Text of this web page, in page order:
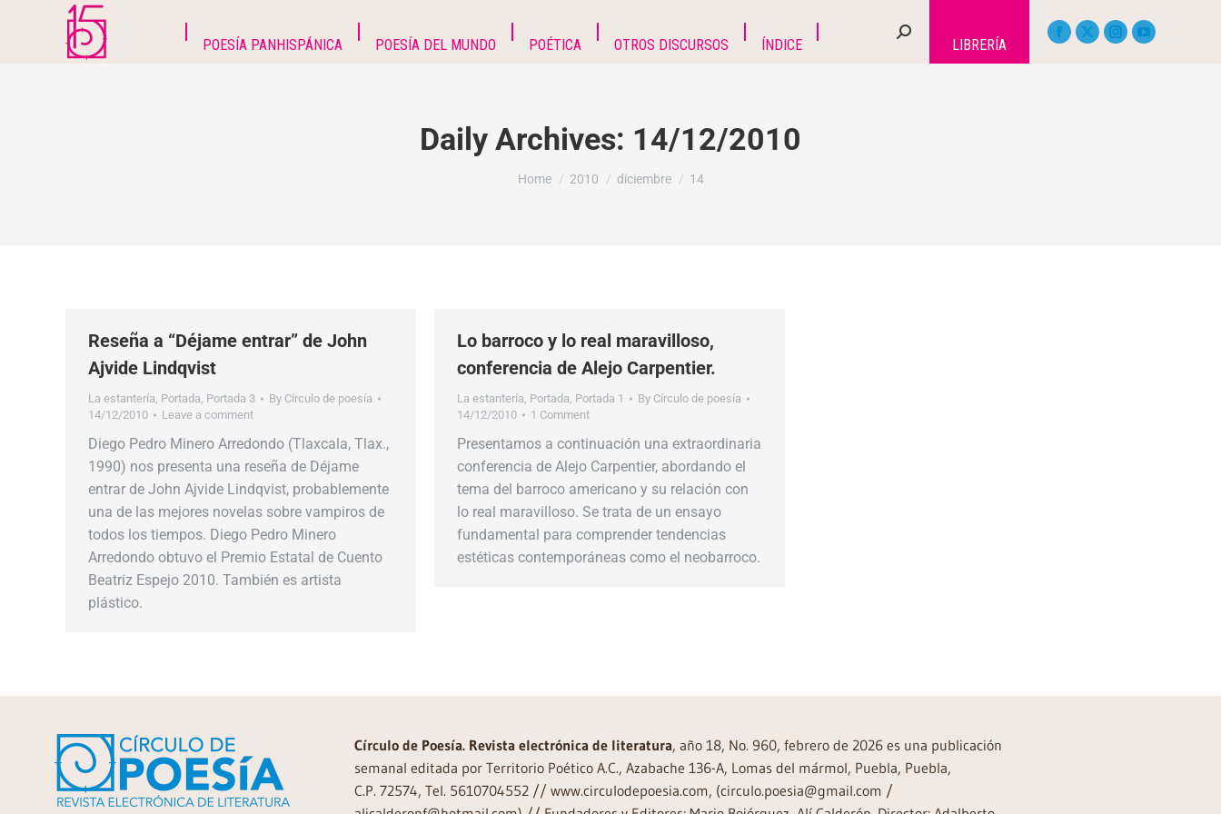
POESÍA PANHISPÁNICA POESÍA DEL MUNDO POÉTICA OTROS DISCURSOS ÍNDICE LIBRERÍA
Daily Archives: 14/12/2010
You are here:
Home 2010 diciembre 14
Reseña a “Déjame entrar” de John
Ajvide Lindqvist
La estantería, Portada, Portada 3 By Círculo de poesía
14/12/2010
Leave a comment
Diego Pedro Minero Arredondo (Tlaxcala, Tlax.,
1990) nos presenta una reseña de Déjame
entrar de John Ajvide Lindqvist, probablemente
una de las mejores novelas sobre vampiros de
todos los tiempos. Diego Pedro Minero
Arredondo obtuvo el Premio Estatal de Cuento
Beatriz Espejo 2010. También es artista
plástico.
Lo barroco y lo real maravilloso,
conferencia de Alejo Carpentier.
La estantería, Portada, Portada 1 By Círculo de poesía
14/12/2010
1 Comment
Presentamos a continuación una extraordinaria
conferencia de Alejo Carpentier, abordando el
tema del barroco americano y su relación con
lo real maravilloso. Se trata de un ensayo
fundamental para comprender tendencias
estéticas contemporáneas como el neobarroco.
Círculo de Poesía. Revista electrónica de literatura, año 18, No. 960, febrero de 2026 es una publicación
semanal editada por Territorio Poético A.C., Azabache 136-A, Lomas del mármol, Puebla, Puebla,
C.P. 72574, Tel. 5610704552 // www.circulodepoesia.com, (circulo.poesia@gmail.com /